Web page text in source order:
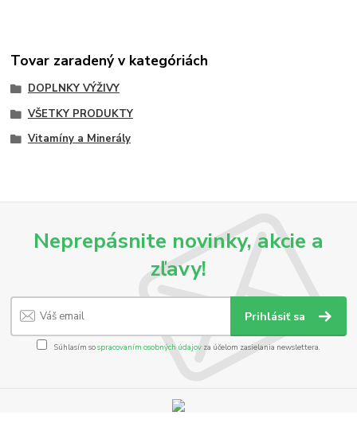
Tovar zaradený v kategóriách
DOPLNKY VÝŽIVY
VŠETKY PRODUKTY
Vitamíny a Minerály
Neprepásnite novinky, akcie a
zľavy!
Prihlásiť sa
Súhlasím sospracovaním osobných údajov za účelom zasielania newslettera.